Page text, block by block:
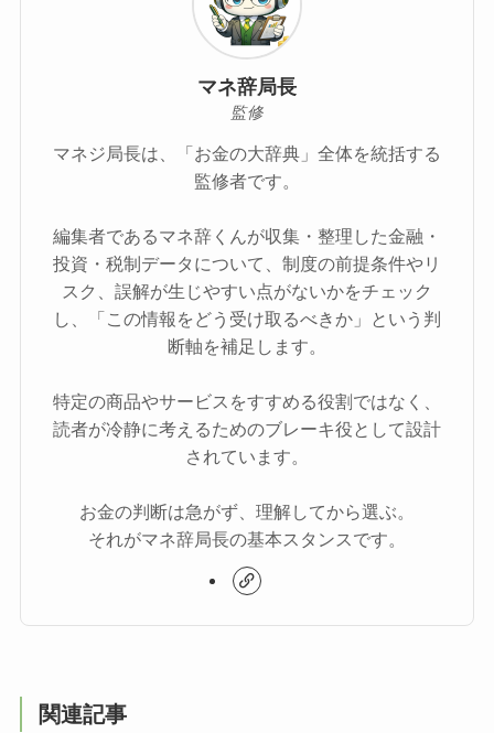
マネ辞局長
監修
マネジ局長は、「お金の大辞典」全体を統括する
監修者です。
編集者であるマネ辞くんが収集・整理した金融・
投資・税制データについて、制度の前提条件やリ
スク、誤解が生じやすい点がないかをチェック
し、「この情報をどう受け取るべきか」という判
断軸を補足します。
特定の商品やサービスをすすめる役割ではなく、
読者が冷静に考えるためのブレーキ役として設計
されています。
お金の判断は急がず、理解してから選ぶ。
それがマネ辞局長の基本スタンスです。
関連記事